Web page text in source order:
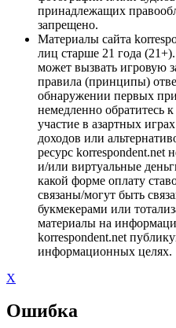
принадлежащих
запрещено.
Материалы сайта
лиц старше 21 года
может вызвать игровую
правила (принципы)
обнаружении первых
немедленно обратитесь
участие в азартных
доходов или
ресурс korrespondent.net
и/или виртуальные
какой форме оплату
связаны/могут быть
букмекерами или
материалы на
korrespondent.net
информационных целях.
X
Ошибка